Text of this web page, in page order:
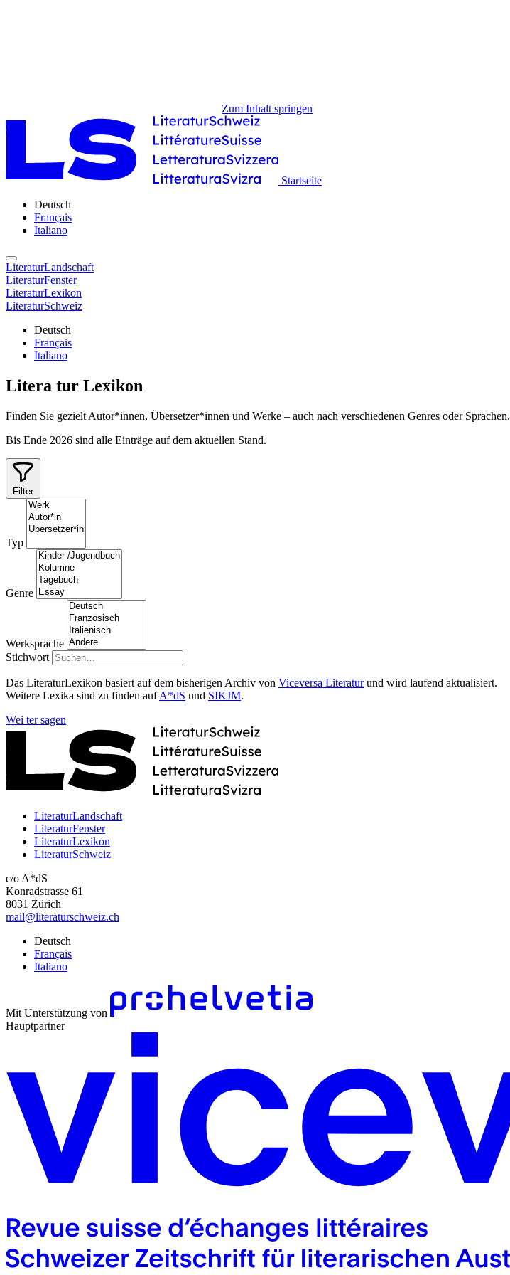
Zum Inhalt springen
Startseite
Deutsch
Français
Italiano
LiteraturLandschaft
LiteraturFenster
LiteraturLexikon
LiteraturSchweiz
Deutsch
Français
Italiano
Litera tur Lexikon
Finden Sie gezielt Autor*innen, Übersetzer*innen und Werke – auch nach verschiedenen Genres oder Sprachen.
Bis Ende 2026 sind alle Einträge auf dem aktuellen Stand.
Filter
Typ
Genre
Werksprache
Stichwort
Das LiteraturLexikon basiert auf dem bisherigen Archiv von Viceversa Literaturund wird laufend aktualisiert.
Weitere Lexika sind zu finden aufA*dS und SIKJM.
Wei ter sagen
LiteraturLandschaft
LiteraturFenster
LiteraturLexikon
LiteraturSchweiz
c/o A*dS
Konradstrasse 61
8031 Zürich
mail@literaturschweiz.ch
Deutsch
Français
Italiano
Mit Unterstützung von
Hauptpartner